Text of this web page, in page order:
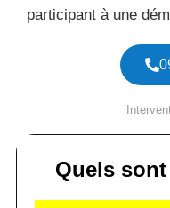
participant à une
Quels